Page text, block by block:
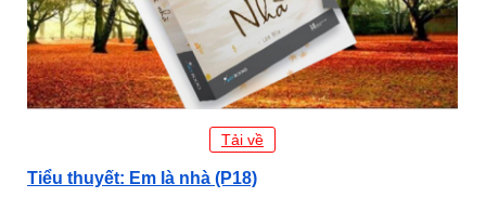
Tải về
Tiểu thuyết: Em là nhà (P18)